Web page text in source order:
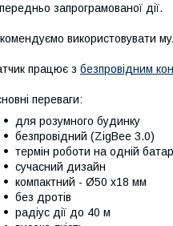
запрограмованої дії.
використовувати
працює з безпровідним
переваги:
для розумного будинку
безпровідний (ZigBee 3.0)
термін роботи на одній
сучасний дизайн
компактний - Ø50 х18 мм
без дротів
радіус дії до 40 м